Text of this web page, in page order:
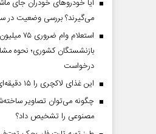
آیا خودروهای خودران جای
می‌گیرند؟ بررسی وضعیت در سال
استعلام وام
بازنشستگان کشوری؛ نحوه
درخواست
این غذای لاکچری را ۱۵ دقیقه‌ای آماده کنید
چگونه می‌توان تصاویر
مصنوعی را تشخیص داد؟